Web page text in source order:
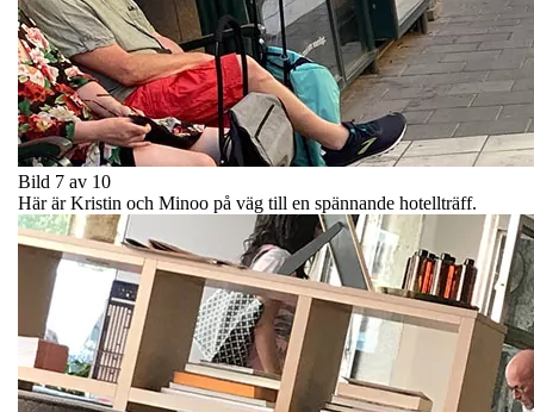
Bild 7 av 10
Här är Kristin och Minoo på väg till en spännande hotellträff.